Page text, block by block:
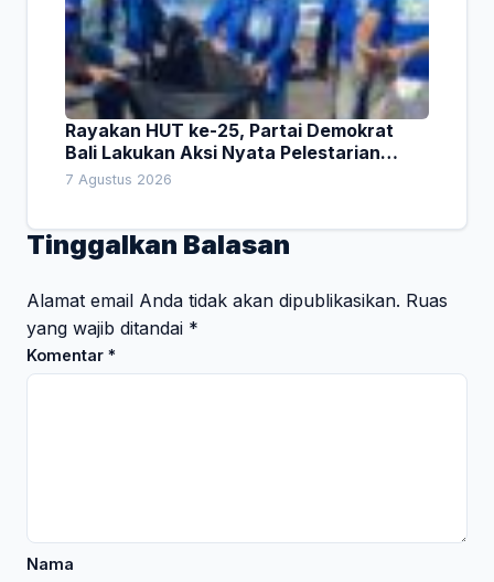
Rayakan HUT ke-25, Partai Demokrat
Bali Lakukan Aksi Nyata Pelestarian
Lingkungan
7 Agustus 2026
Tinggalkan Balasan
Alamat email Anda tidak akan dipublikasikan. Ruas
yang wajib ditandai *
Komentar *
Nama